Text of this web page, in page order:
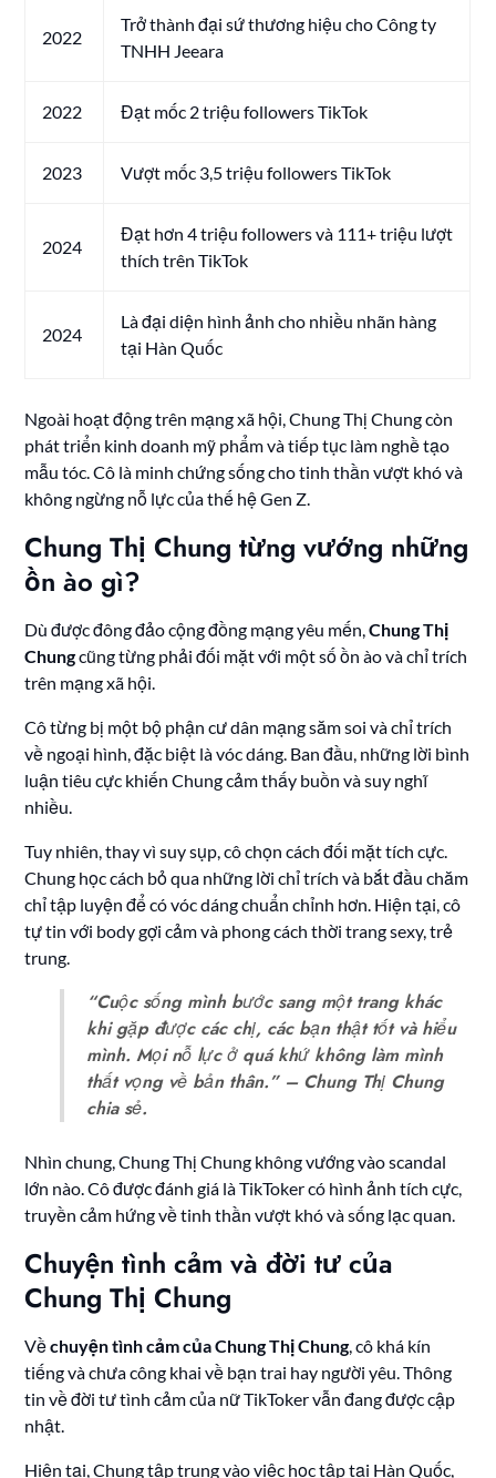
2022
Trở thành đại sứ thương hiệu cho Công ty
TNHH Jeeara
2022 Đạt mốc 2 triệu followers TikTok
2023 Vượt mốc 3,5 triệu followers TikTok
2024
Đạt hơn 4 triệu followers và 111+ triệu lượt
thích trên TikTok
2024
Là đại diện hình ảnh cho nhiều nhãn hàng
tại Hàn Quốc
Ngoài hoạt động trên mạng xã hội, Chung Thị Chung còn
phát triển kinh doanh mỹ phẩm và tiếp tục làm nghề tạo
mẫu tóc. Cô là minh chứng sống cho tinh thần vượt khó và
không ngừng nỗ lực của thế hệ Gen Z.
Chung Thị Chung từng vướng những
ồn ào gì?
Dù được đông đảo cộng đồng mạng yêu mến,Chung Thị
Chungcũng từng phải đối mặt với một số ồn ào và chỉ trích
trên mạng xã hội.
Cô từng bị một bộ phận cư dân mạng săm soi và chỉ trích
về ngoại hình, đặc biệt là vóc dáng. Ban đầu, những lời bình
luận tiêu cực khiến Chung cảm thấy buồn và suy nghĩ
nhiều.
Tuy nhiên, thay vì suy sụp, cô chọn cách đối mặt tích cực.
Chung học cách bỏ qua những lời chỉ trích và bắt đầu chăm
chỉ tập luyện để có vóc dáng chuẩn chỉnh hơn. Hiện tại, cô
tự tin với body gợi cảm và phong cách thời trang sexy, trẻ
trung.
“Cuộc sống mình bước sang một trang khác
khi gặp được các chị, các bạn thật tốt và hiểu
mình. Mọi nỗ lực ở quá khứ không làm mình
thất vọng về bản thân.”– Chung Thị Chung
chia sẻ.
Nhìn chung, Chung Thị Chung không vướng vào scandal
lớn nào. Cô được đánh giá là TikToker có hình ảnh tích cực,
truyền cảm hứng về tinh thần vượt khó và sống lạc quan.
Chuyện tình cảm và đời tư của
Chung Thị Chung
Vềchuyện tình cảm của Chung Thị Chung , cô khá kín
tiếng và chưa công khai về bạn trai hay người yêu. Thông
tin về đời tư tình cảm của nữ TikToker vẫn đang được cập
nhật.
Hiện tại, Chung tập trung vào việc học tập tại Hàn Quốc,